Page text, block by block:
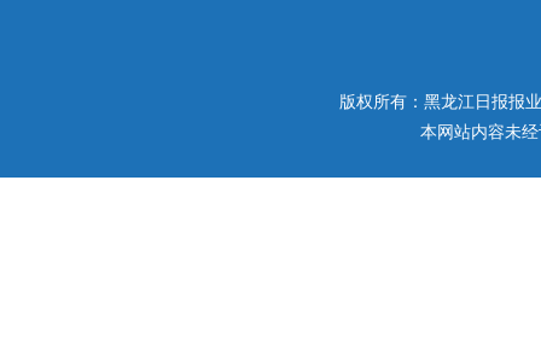
版权所有：黑龙江日报报
本网站内容未